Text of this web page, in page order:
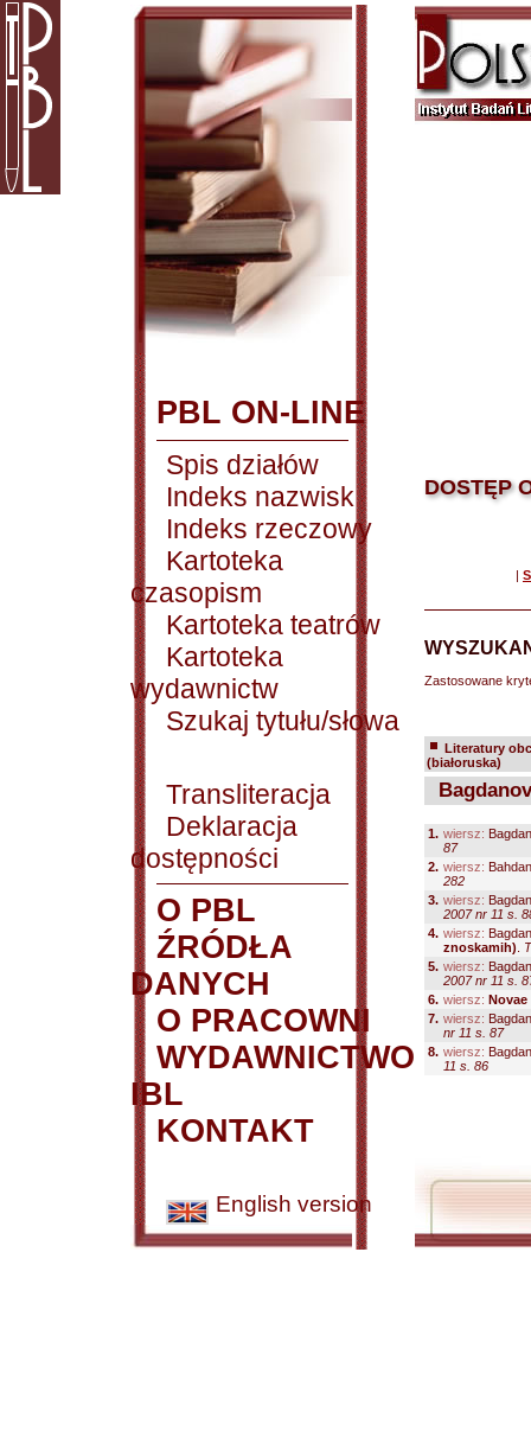
PBL ON-LINE
Spis działów
Indeks nazwisk
Indeks rzeczowy
Kartoteka
czasopism
Kartoteka teatrów
Kartoteka
wydawnictw
Szukaj tytułu/słowa
Transliteracja
Deklaracja
dostępności
O PBL
ŹRÓDŁA
DANYCH
O PRACOWNI
WYDAWNICTWO
IBL
KONTAKT
English version
DOSTĘP
|
Zastosowane
Literatury
(białoruska)
1. wiersz:
87
2. wiersz:
282
3. wiersz:
2007 nr 11 s.
4. wiersz:
znoskamih)
5. wiersz:
2007 nr 11 s.
6. wiersz: Novae
7. wiersz:
nr 11 s. 87
8. wiersz:
11 s. 86